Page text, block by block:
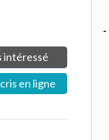
intéressé
en ligne